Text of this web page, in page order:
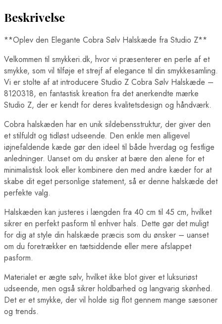
Beskrivelse
**Oplev den Elegante Cobra Sølv Halskæde fra Studio Z**
Velkommen til smykkeri.dk, hvor vi præsenterer en perle af et
smykke, som vil tilføje et strejf af elegance til din smykkesamling.
Vi er stolte af at introducere Studio Z Cobra Sølv Halskæde –
8120318, en fantastisk kreation fra det anerkendte mærke
Studio Z, der er kendt for deres kvalitetsdesign og håndværk.
Cobra halskæden har en unik sildebensstruktur, der giver den
et stilfuldt og tidløst udseende. Den enkle men alligevel
iøjnefaldende kæde gør den ideel til både hverdag og festlige
anledninger. Uanset om du ønsker at bære den alene for et
minimalistisk look eller kombinere den med andre kæder for at
skabe dit eget personlige statement, så er denne halskæde det
perfekte valg.
Halskæden kan justeres i længden fra 40 cm til 45 cm, hvilket
sikrer en perfekt pasform til enhver hals. Dette gør det muligt
for dig at style din halskæde præcis som du ønsker – uanset
om du foretrækker en tætsiddende eller mere afslappet
pasform.
Materialet er ægte sølv, hvilket ikke blot giver et luksuriøst
udseende, men også sikrer holdbarhed og langvarig skønhed.
Det er et smykke, der vil holde sig flot gennem mange sæsoner
og trends.